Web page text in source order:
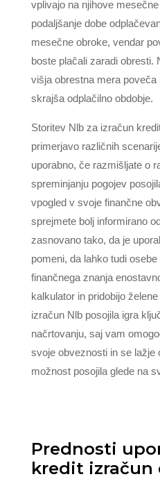
vplivajo na njihove
podaljšanje dobe
mesečne obroke, vendar
boste plačali zaradi obresti.
višja obrestna mera
skrajša odplačilno obdobje.
Storitev Nlb za izračun
primerjavo različnih
uporabno, če razmišljate o
spreminjanju pogojev
vpogled v svoje finančne
sprejmete bolj informirano
zasnovano tako, da je
pomeni, da lahko tudi
finančnega znanja
kalkulator in pridobijo
izračun Nlb posojila igra
načrtovanju, saj vam
svoje obveznosti in se lažje
možnost posojila glede na
Prednosti
kredit izračun